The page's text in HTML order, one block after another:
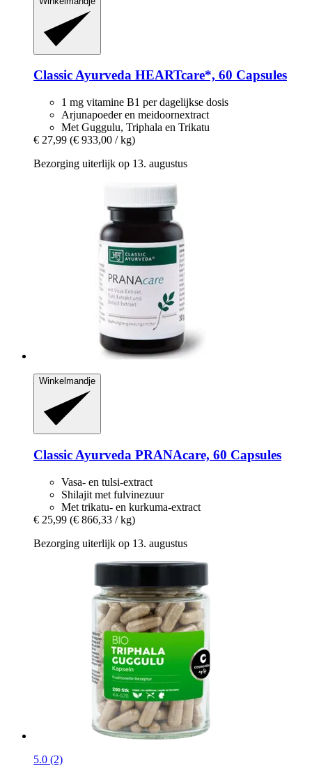
Classic Ayurveda HEARTcare*, 60 Capsules
1 mg vitamine B1 per dagelijkse dosis
Arjunapoeder en meidoornextract
Met Guggulu, Triphala en Trikatu
€ 27,99 (€ 933,00 / kg)
Bezorging uiterlijk op 13. augustus
Winkelmandje
Classic Ayurveda PRANAcare, 60 Capsules
Vasa- en tulsi-extract
Shilajit met fulvinezuur
Met trikatu- en kurkuma-extract
€ 25,99 (€ 866,33 / kg)
Bezorging uiterlijk op 13. augustus
5.0 (2)